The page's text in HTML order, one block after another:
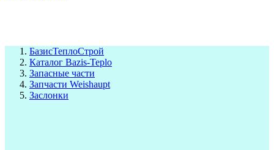
БазисТеплоСтрой
Каталог Bazis-Teplo
Запасные части
Запчасти Weishaupt
Заслонки